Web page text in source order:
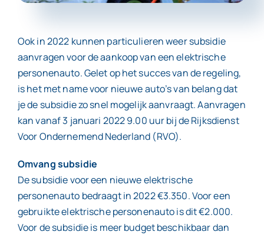
Ook in 2022 kunnen particulieren weer subsidie
aanvragen voor de aankoop van een elektrische
personenauto. Gelet op het succes van de regeling,
is het met name voor nieuwe auto’s van belang dat
je de subsidie zo snel mogelijk aanvraagt. Aanvragen
kan vanaf 3 januari 2022 9.00 uur bij de Rijksdienst
Voor Ondernemend Nederland (RVO).
Omvang subsidie
De subsidie voor een nieuwe elektrische
personenauto bedraagt in 2022 €3.350. Voor een
gebruikte elektrische personenauto is dit €2.000.
Voor de subsidie is meer budget beschikbaar dan